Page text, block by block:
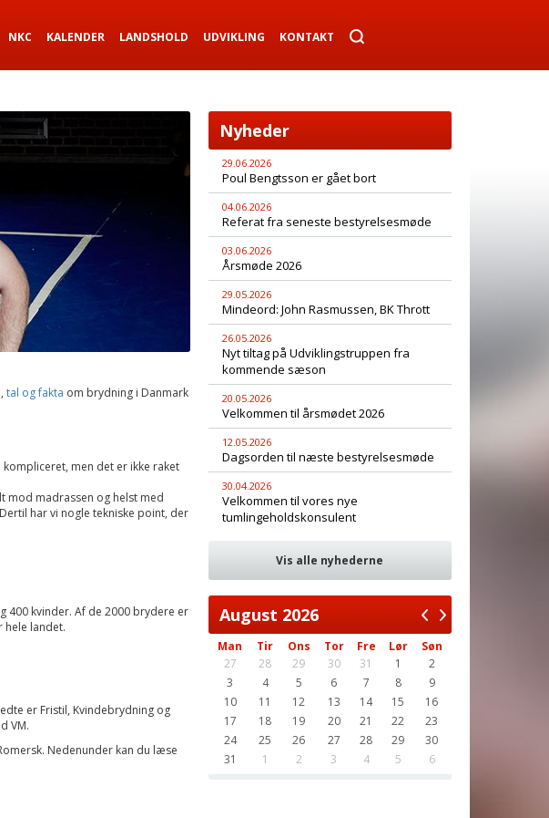
NKC KALENDER LANDSHOLD UDVIKLING KONTAKT
, tal og fakta om brydning i Danmark
men det er ikke raket
mod madrassen og helst med
har vi nogle tekniske point, der
400 kvinder. Af de 2000 brydere er
hele landet.
er Fristil, Kvindebrydning og
VM.
Nedenunder kan du læse
Nyheder
29.06.2026
Poul Bengtsson er gået bort
04.06.2026
Referat fra seneste bestyrelsesmøde
03.06.2026
Årsmøde 2026
29.05.2026
Mindeord: John Rasmussen, BK Thrott
26.05.2026
Nyt tiltag på Udviklingstruppen fra
kommende sæson
20.05.2026
Velkommen til årsmødet 2026
12.05.2026
Dagsorden til næste bestyrelsesmøde
30.04.2026
Velkommen til vores nye
tumlingeholdskonsulent
Vis alle nyhederne
August 2026
Man Tir Ons Tor Fre Lør
Søn
27
28 29 30 31 1
2
3
4 5 6 7 8
9
10
11 12 13 14 15
16
17
18 19 20 21 22
23
24
25 26 27 28 29
30
31
1 2 3 4 5 6